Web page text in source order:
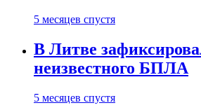
5 месяцев спустя
В Литве
неизвестного БПЛА
5 месяцев спустя